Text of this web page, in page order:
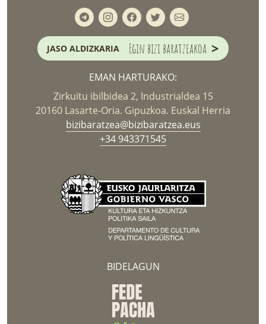
JASO ALDIZKARIA Egin bizi baratzeakoa >
EMAN HARTURAKO:
Zirkuitu ibilbidea 2, Industrialdea 15
20160 Lasarte-Oria. Gipuzkoa. Euskal Herria
bizibaratzea@bizibaratzea.eus
+34 943371545
BIDELAGUN